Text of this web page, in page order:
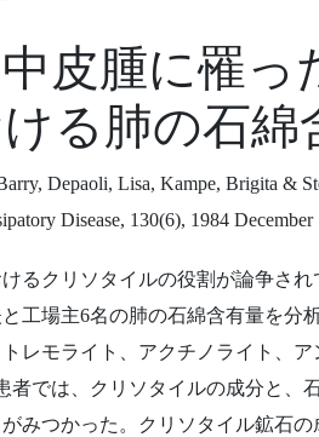
皮腫に罹っ
る肺の石綿
Depaoli, Lisa, Kampe, Brigita &
Disease, 130(6), 1984
るクリソタイルの役割が論争さ
工場主6名の肺の石綿含有量を分
レモライト、アクチノライト、
者では、クリソタイルの成分と、
みつかった。クリソタイル鉱石